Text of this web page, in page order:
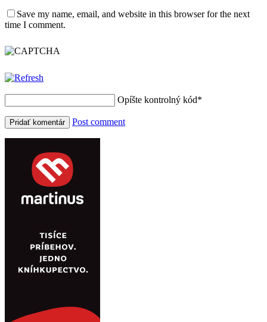
Save my name, email, and website in this browser for the next
time I comment.
Opíšte kontrolný kód*
Post comment